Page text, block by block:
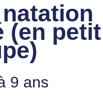
(en petit
9 ans